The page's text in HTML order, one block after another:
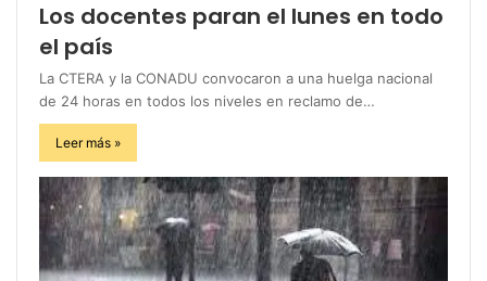
Los docentes paran el lunes en todo
el país
La CTERA y la CONADU convocaron a una huelga nacional
de 24 horas en todos los niveles en reclamo de…
Leer más »